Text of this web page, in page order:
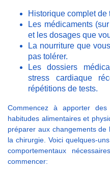
Historique complet de
Les médicaments
et les dosages que
La nourriture que
pas tolérer.
Les dossiers
stress cardiaque
répétitions de tests.
Commencez à apporter
habitudes alimentaires et
préparer aux changements
la chirurgie. Voici quelques-
comportementaux
commencer: